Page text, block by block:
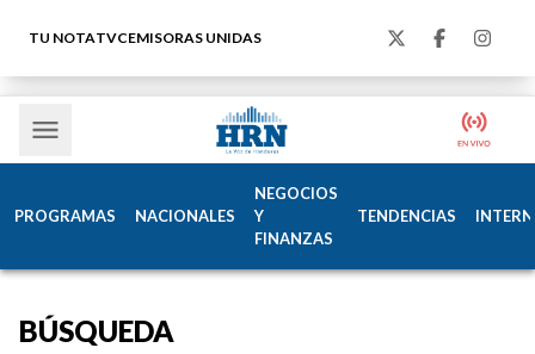
TU NOTATVCEMISORAS UNIDAS
PROGRAMAS NACIONALES
NEGOCIOS
Y
FINANZAS
TENDENCIAS
BÚSQUEDA